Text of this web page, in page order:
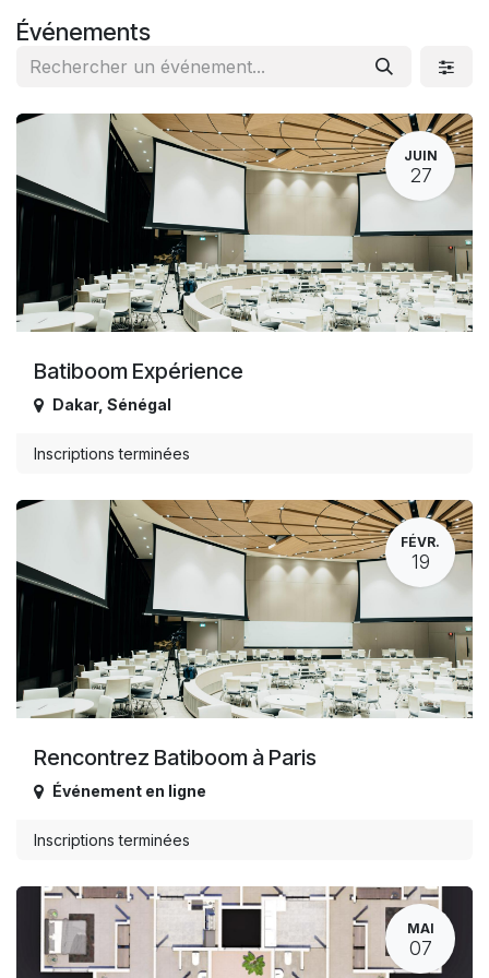
Événements
JUIN
27
Batiboom Expérience
Dakar, Sénégal
Inscriptions terminées
FÉVR.
19
Rencontrez Batiboom à Paris
Événement en ligne
Inscriptions terminées
MAI
07